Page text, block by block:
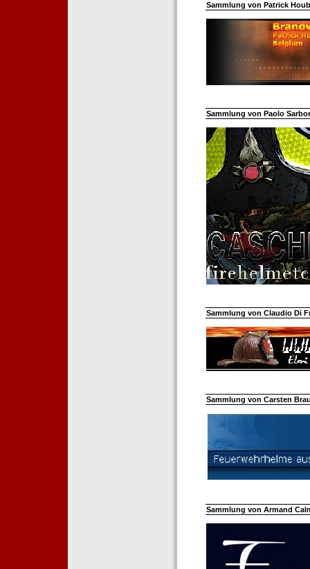
Sammlung von Patrick
Sammlung von Paolo
Sammlung von Claudio Di
Sammlung von Carsten
Sammlung von Armand